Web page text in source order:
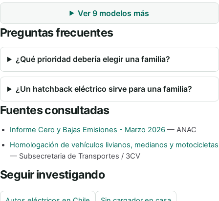
Ver 9 modelos más
Preguntas frecuentes
¿Qué prioridad debería elegir una familia?
¿Un hatchback eléctrico sirve para una familia?
Fuentes consultadas
Informe Cero y Bajas Emisiones - Marzo 2026 — ANAC
Homologación de vehículos livianos, medianos y motocicletas
— Subsecretaria de Transportes / 3CV
Seguir investigando